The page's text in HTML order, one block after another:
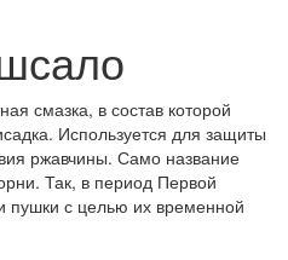
смазка, в состав которой
Используется для защиты
ржавчины. Само название
Так, в период Первой
с целью их временной